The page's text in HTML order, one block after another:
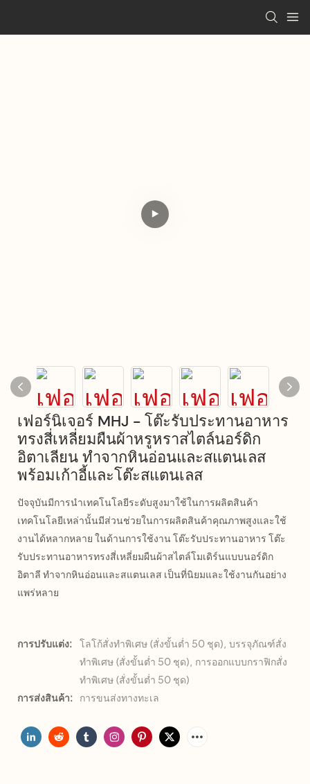
เฟอร์นิเจอร์ MHJ - โต๊ะรับประทานอาหาร
ทรงสี่เหลี่ยมผืนผ้าหรูหราสไตล์นอร์ดิก
อิตาเลียน ทำจากหินอ่อนและสแตนเลส
พร้อมเก้าอี้และโต๊ะสแตนเลส
ปัจจุบันมีการนำเทคโนโลยีระดับสูงมาใช้ในการผลิตสินค้า
เทคโนโลยีเหล่านั้นมีส่วนช่วยในการผลิตสินค้าคุณภาพสูงและใช้
งานได้หลากหลาย ในด้านการใช้งาน โต๊ะรับประทานอาหาร โต๊ะ
รับประทานอาหารทรงสี่เหลี่ยมผืนผ้าสไตล์โมเดิร์นแบบนอร์ดิก
อิตาลี ทำจากหินอ่อนและสแตนเลส เป็นที่นิยมและใช้งานกันอย่าง
แพร่หลาย
การปรับแต่ง:
โลโก้สั่งทำพิเศษ (สั่งขั้นต่ำ 50 ชุด), บรรจุภัณฑ์สั่ง
ทำพิเศษ (สั่งขั้นต่ำ 50 ชุด), การออกแบบกราฟิกสั่ง
ทำพิเศษ (สั่งขั้นต่ำ 50 ชุด)
การส่งสินค้า:
การขนส่งทางทะเล